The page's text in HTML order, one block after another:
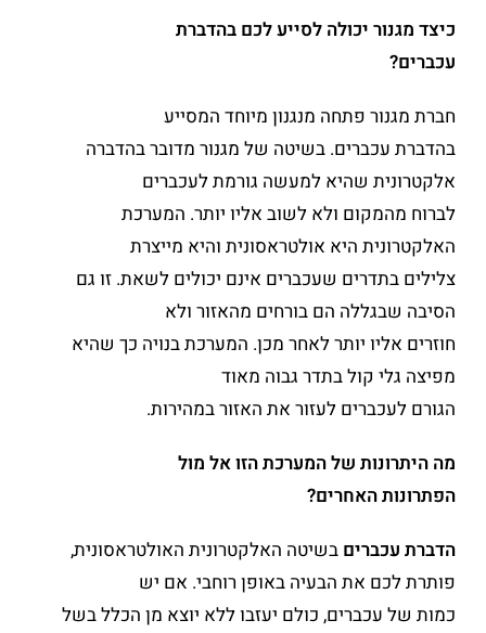
כיצד מגנור יכולה לסייע לכם בהדברת
עכברים?
חברת מגנור פתחה מנגנון מיוחד המסייע
בהדברת עכברים. בשיטה של מגנור מדובר בהדברה
אלקטרונית שהיא למעשה גורמת לעכברים
לברוח מהמקום ולא לשוב אליו יותר. המערכת
האלקטרונית היא אולטראסונית והיא מייצרת
צלילים בתדרים שעכברים אינם יכולים לשאת. זו גם
הסיבה שבגללה הם בורחים מהאזור ולא
חוזרים אליו יותר לאחר מכן. המערכת בנויה כך שהיא
מפיצה גלי קול בתדר גבוה מאוד
הגורם לעכברים לעזור את האזור במהירות.
מה היתרונות של המערכת הזו אל מול
הפתרונות האחרים?
הדברת עכברים בשיטה האלקטרונית האולטראסונית,
פותרת לכם את הבעיה באופן רוחבי. אם יש
כמות של עכברים, כולם יעזבו ללא יוצא מן הכלל בשל